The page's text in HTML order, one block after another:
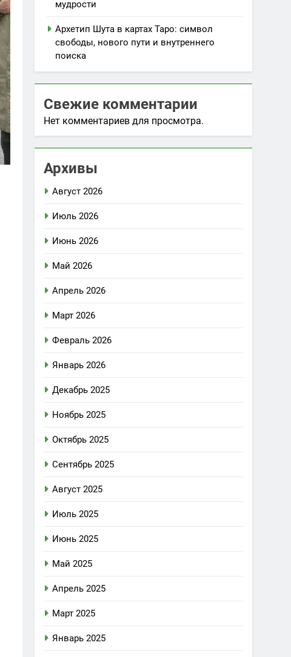
мудрости
Архетип Шута в картах Таро: символ
свободы, нового пути и внутреннего
поиска
Свежие комментарии
Нет комментариев для просмотра.
Архивы
Август 2026
Июль 2026
Июнь 2026
Май 2026
Апрель 2026
Март 2026
Февраль 2026
Январь 2026
Декабрь 2025
Ноябрь 2025
Октябрь 2025
Сентябрь 2025
Август 2025
Июль 2025
Июнь 2025
Май 2025
Апрель 2025
Март 2025
Январь 2025